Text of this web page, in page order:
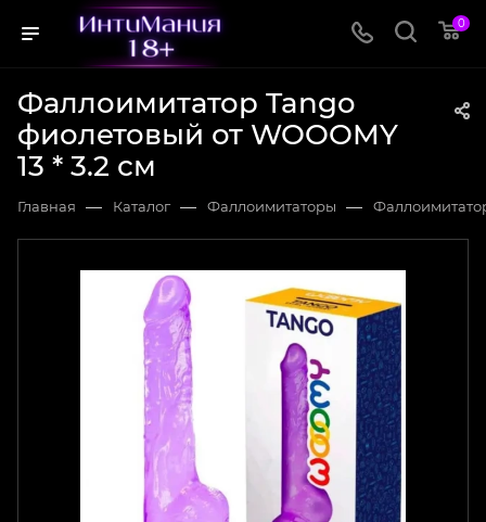
0
Фаллоимитатор Tango
фиолетовый от WOOOMY
13 * 3.2 см
Главная — Каталог — Фаллоимитаторы —